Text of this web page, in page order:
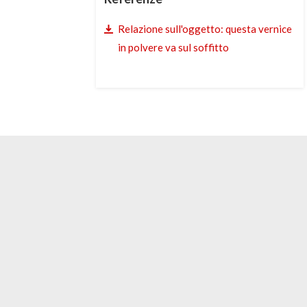
Relazione sull'oggetto: questa vernice
in polvere va sul soffitto